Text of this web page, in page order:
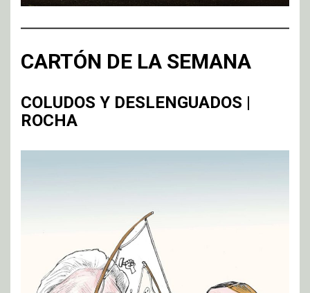
CARTÓN DE LA SEMANA
COLUDOS Y DESLENGUADOS |
ROCHA